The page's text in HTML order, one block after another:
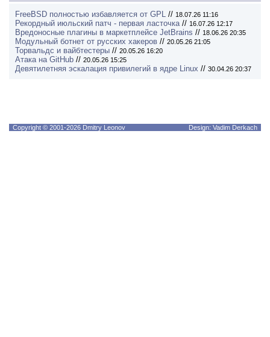
FreeBSD полностью избавляется от GPL // 18.07.26 11:16
Рекордный июльский патч - первая ласточка// 16.07.26 12:17
Вредоносные плагины в маркетплейсе JetBrains // 18.06.26 20:35
Модульный ботнет от русских хакеров // 20.05.26 21:05
Торвальдс и вайбтестеры // 20.05.26 16:20
Атака на GitHub // 20.05.26 15:25
Девятилетняя эскалация привилегий в ядре Linux // 30.04.26 20:37
Copyright © 2001-2026 Dmitry Leonov Design: Vadim Derkach